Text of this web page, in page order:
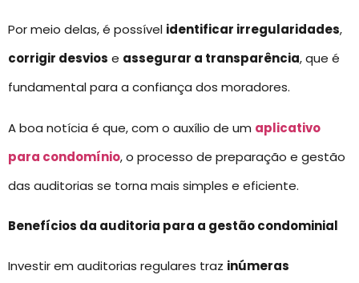
Por meio delas, é possível identificar irregularidades,
corrigir desvios e assegurar a transparência, que é
fundamental para a confiança dos moradores.
A boa notícia é que, com o auxílio de um aplicativo
para condomínio, o processo de preparação e gestão
das auditorias se torna mais simples e eficiente.
Benefícios da auditoria para a gestão condominial
Investir em auditorias regulares traz inúmeras